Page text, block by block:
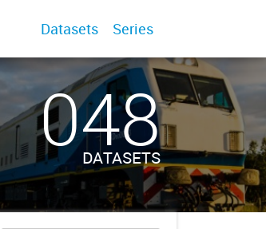
Datasets Series
048
DATASETS